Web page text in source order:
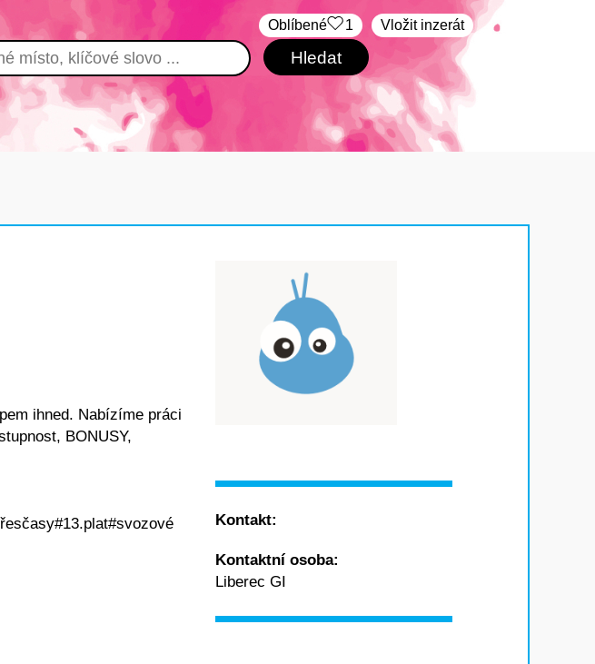
Vložit inzerát
Oblíbené 1
ihned. Nabízíme práci
BONUSY,
Kontakt:
Kontaktní osoba:
Liberec GI